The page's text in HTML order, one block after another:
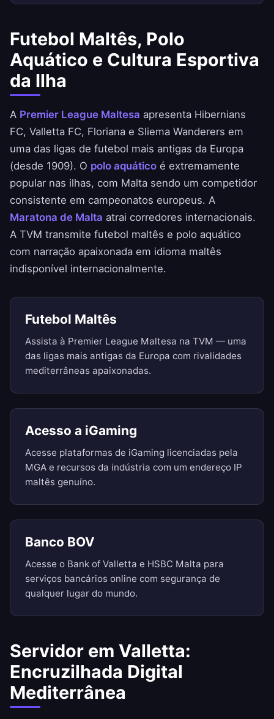
Futebol Maltês, Polo
Aquático e Cultura Esportiva
da Ilha
A Premier League Maltesa apresenta Hibernians
FC, Valletta FC, Floriana e Sliema Wanderers em
uma das ligas de futebol mais antigas da Europa
(desde 1909). O polo aquático é extremamente
popular nas ilhas, com Malta sendo um competidor
consistente em campeonatos europeus. A
Maratona de Malta atrai corredores internacionais.
A TVM transmite futebol maltês e polo aquático
com narração apaixonada em idioma maltês
indisponível internacionalmente.
Futebol Maltês
Assista à Premier League Maltesa na TVM — uma
das ligas mais antigas da Europa com rivalidades
mediterrâneas apaixonadas.
Acesso a iGaming
Acesse plataformas de iGaming licenciadas pela
MGA e recursos da indústria com um endereço IP
maltês genuíno.
Banco BOV
Acesse o Bank of Valletta e HSBC Malta para
serviços bancários online com segurança de
qualquer lugar do mundo.
Servidor em Valletta:
Encruzilhada Digital
Mediterrânea